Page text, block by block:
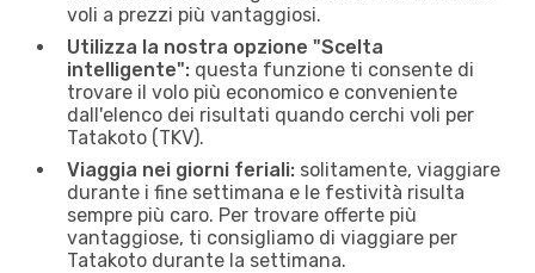
voli a prezzi più vantaggiosi.
Utilizza la nostra opzione "Scelta
intelligente": questa funzione ti consente di
trovare il volo più economico e conveniente
dall'elenco dei risultati quando cerchi voli per
Tatakoto (TKV).
Viaggia nei giorni feriali: solitamente, viaggiare
durante i fine settimana e le festività risulta
sempre più caro. Per trovare offerte più
vantaggiose, ti consigliamo di viaggiare per
Tatakoto durante la settimana.